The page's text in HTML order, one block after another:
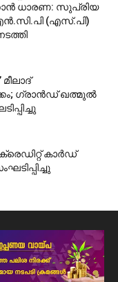
ധാരണ: സുപ്രിയ
(എസ്.പി)
ഗ്രാൻഡ് ഖത്മുൽ
കാർഡ്